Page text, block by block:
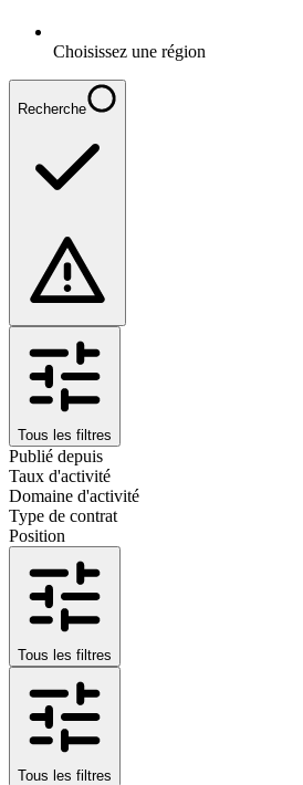
Choisissez une région
Recherche
Tous les filtres
Publié depuis
Taux d'activité
Domaine d'activité
Type de contrat
Position
Tous les filtres
Tous les filtres